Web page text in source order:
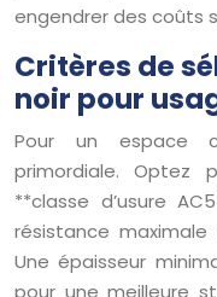
engendrer des coûts
Critères de
noir pour
Pour un espace
primordiale. Optez
**classe d’usure
résistance
Une épaisseur
pour une meilleure